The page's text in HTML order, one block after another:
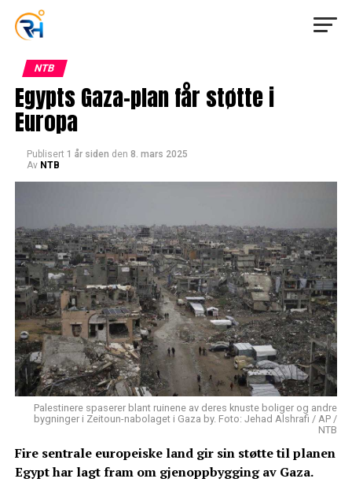
NTB
Egypts Gaza-plan får støtte i
Europa
Publisert 1 år siden den 8. mars 2025
Av NTB
Palestinere spaserer blant ruinene av deres knuste boliger og andre
bygninger i Zeitoun-nabolaget i Gaza by. Foto: Jehad Alshrafi / AP /
NTB
Fire sentrale europeiske land gir sin støtte til planen
Egypt har lagt fram om gjenoppbygging av Gaza.